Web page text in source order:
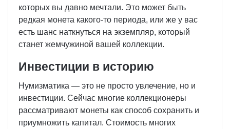
которых вы давно мечтали. Это может быть
редкая монета какого-то периода, или же у вас
есть шанс наткнуться на экземпляр, который
станет жемчужиной вашей коллекции.
Инвестиции в историю
Нумизматика — это не просто увлечение, но и
инвестиции. Сейчас многие коллекционеры
рассматривают монеты как способ сохранить и
приумножить капитал. Стоимость многих